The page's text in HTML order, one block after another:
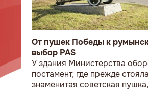
От пушек Победы к
выбор PAS
У здания Министерства
постамент, где прежде стояла
знаменитая советская